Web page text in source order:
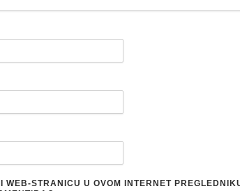
WEB-STRANICU U OVOM INTERNET